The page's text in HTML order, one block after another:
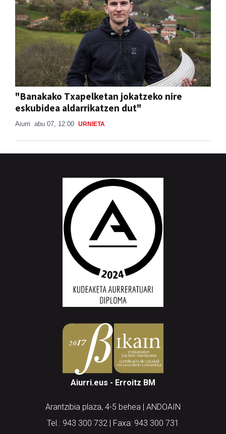
"Banakako Txapelketan jokatzeko nire
eskubidea aldarrikatzen dut"
Aiurri abu 07, 12:00 URNIETA
Aiurri.eus - Erroitz BM
Arantzibia plaza, 4-5 behea | ANDOAIN
Tel.: 943 300 732 | Faxa: 943 300 731